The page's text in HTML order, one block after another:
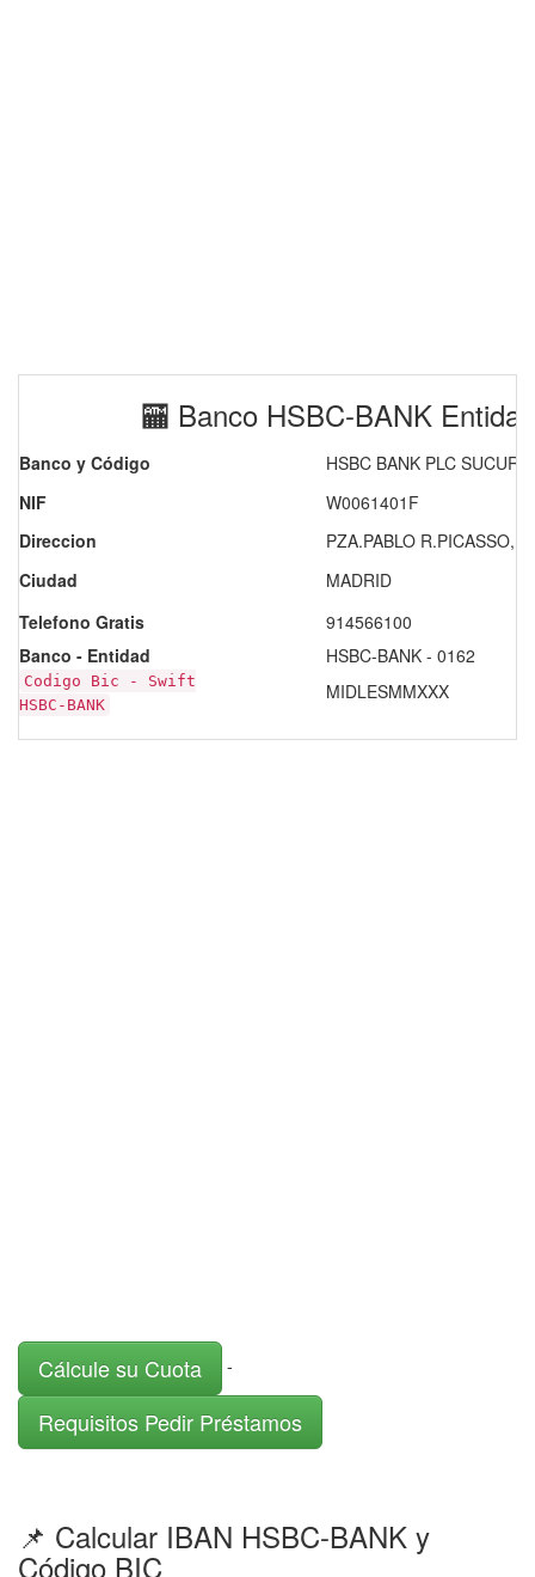
🏧 Banco HSBC-BANK
Banco y Código
HSBC BANK PLC
NIF
W0061401F
Direccion
PZA.PABLO R.PICASSO,
Ciudad
MADRID
Telefono Gratis
914566100
Banco - Entidad
HSBC-BANK - 0162
Codigo Bic - Swift
HSBC-BANK
MIDLESMMXXX
Cálcule su Cuota -
Requisitos Pedir Préstamos
📌 Calcular IBAN HSBC-BANK y
Código BIC